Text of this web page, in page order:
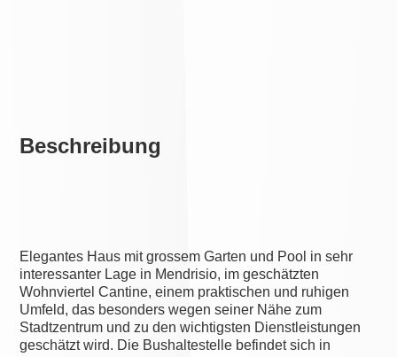
Beschreibung
Elegantes Haus mit grossem Garten und Pool in sehr
interessanter Lage in Mendrisio, im geschätzten
Wohnviertel Cantine, einem praktischen und ruhigen
Umfeld, das besonders wegen seiner Nähe zum
Stadtzentrum und zu den wichtigsten Dienstleistungen
geschätzt wird. Die Bushaltestelle befindet sich in